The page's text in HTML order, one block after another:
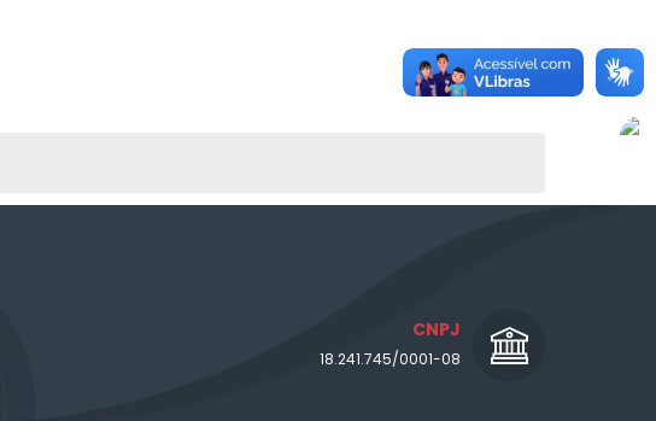
CNPJ
18.241.745/0001-08